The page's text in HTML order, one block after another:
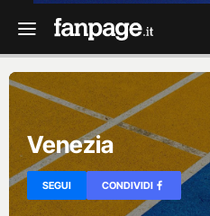
Venezia
SEGUI CONDIVIDI